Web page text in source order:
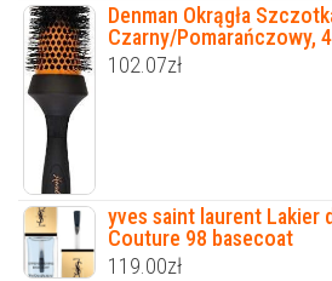
Denman Okrągła
Czarny/Pomarańczowy,
102.07zł
yves saint laurent Lakier
Couture 98 basecoat
119.00zł